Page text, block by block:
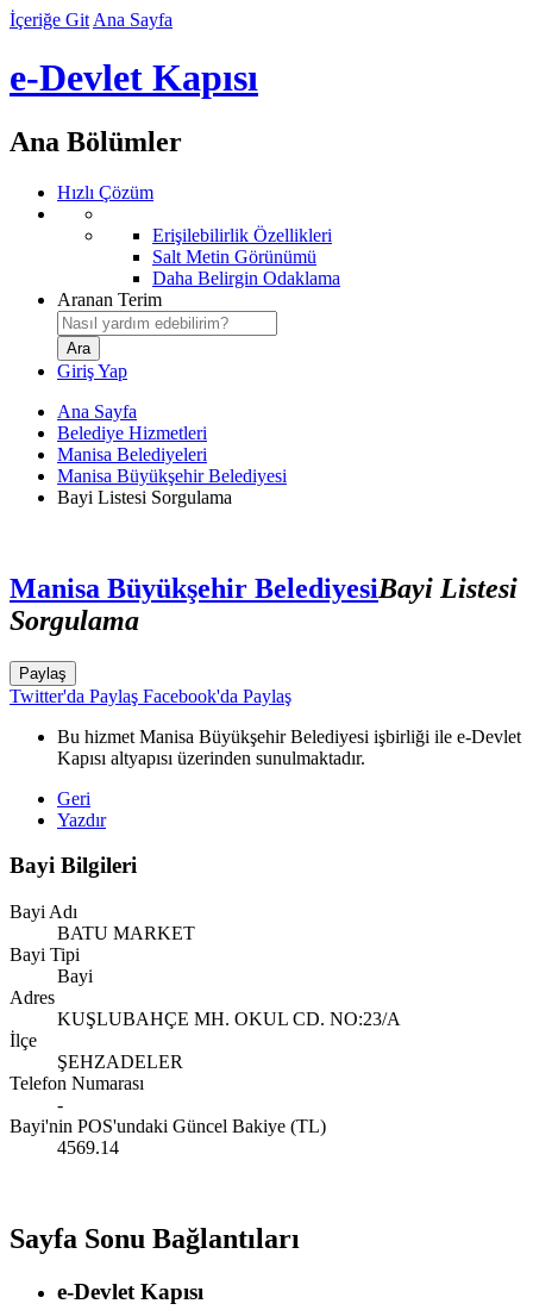
İçeriğe Git Ana Sayfa
e-Devlet Kapısı
Ana Bölümler
Hızlı Çözüm
Erişilebilirlik Özellikleri
Salt Metin Görünümü
Daha Belirgin Odaklama
Aranan Terim
Giriş Yap
Ana Sayfa
Belediye Hizmetleri
Manisa Belediyeleri
Manisa Büyükşehir Belediyesi
Bayi Listesi Sorgulama
Manisa Büyükşehir BelediyesiBayi Listesi
Sorgulama
Paylaş
Twitter'da Paylaş Facebook'da Paylaş
Bu hizmet Manisa Büyükşehir Belediyesi işbirliği ile e-Devlet
Kapısı altyapısı üzerinden sunulmaktadır.
Geri
Yazdır
Bayi Bilgileri
Bayi Adı
BATU MARKET
Bayi Tipi
Bayi
Adres
KUŞLUBAHÇE MH. OKUL CD. NO:23/A
İlçe
ŞEHZADELER
Telefon Numarası
-
Bayi'nin POS'undaki Güncel Bakiye (TL)
4569.14
Sayfa Sonu Bağlantıları
e-Devlet Kapısı